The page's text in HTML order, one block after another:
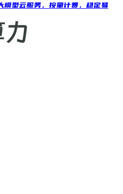
型云服务，按量计费，稳定易